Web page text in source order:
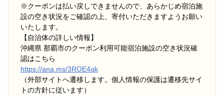
※クーポンは払い戻しできませんので、あらかじめ宿泊施
設の空き状況をご確認の上、寄付いただきますようお願い
いたします。
【自治体の詳しい情報】
沖縄県 那覇市のクーポン利用可能宿泊施設の空き状況確
認はこちら
https://ana.ms/3ROE4qk
（外部サイトへ遷移します。個人情報の保護は遷移先サイ
トの方針に従います）